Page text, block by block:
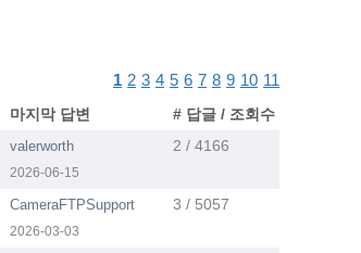
1 2 3 4 5 6 7 8 9 10 11
마지막 답변
# 답글 / 조회수
valerworth
2026-06-15
2 / 4166
CameraFTPSupport
2026-03-03
3 / 5057